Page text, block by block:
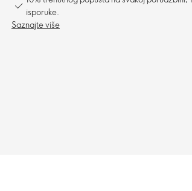
isporuke.
Saznajte više